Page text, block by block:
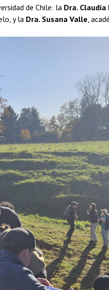
de Chile: la Dra. Claudia
y la Dra. Susana Valle ,